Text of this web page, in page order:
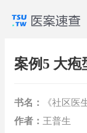
案例5 大疱
书名：
《社区医
作者： 王普生